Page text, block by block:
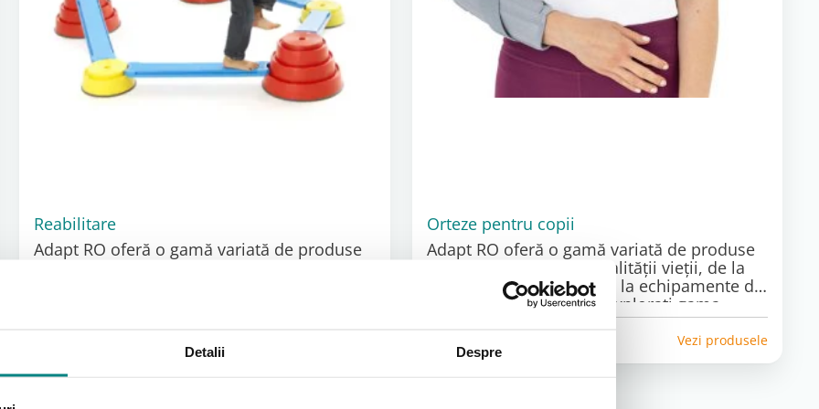
Detalii Despre
Reabilitare
Adapt RO oferă o gamă variată de produse
Orteze pentru copii
Adapt RO oferă o gamă variată de produse
dedicate îmbunătățirii calității vieții, de la
dispozitive de mobilitate la echipamente de
reabilitare și accesorii. Explorați gama
noastră completă și găsiți soluțiile potrivite
Vezi produsele